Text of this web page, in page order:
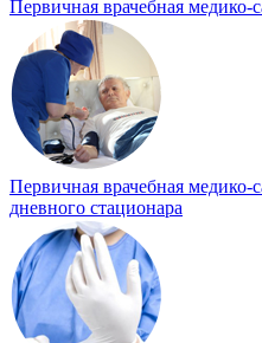
Первичная врачебная медико-
Первичная врачебная
дневного стационара